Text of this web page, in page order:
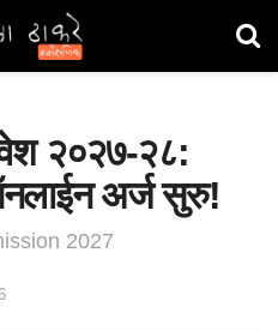
२०२७-२८:
अर्ज सुरु!
2027